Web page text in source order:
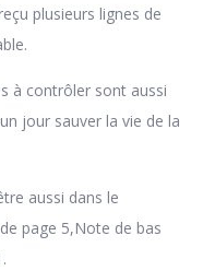
plusieurs lignes de
à contrôler sont aussi
jour sauver la vie de la
aussi dans le
page 5,Note de bas